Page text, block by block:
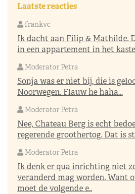
Laatste reacties
frankvc
Ik dacht aan Filip & Mathilde.
in een appartement in het
Moderator Petra
Sonja was er niet bij, die is
Noorwegen. Flauw he haha...
Moderator Petra
Nee, Chateau Berg is echt
regerende groothertog. Dat is
Moderator Petra
Ik denk er qua inrichting niet
veranderd mag worden. Want
moet de volgende e..